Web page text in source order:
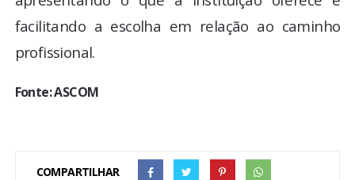
facilitando a escolha em relação ao caminho
profissional.
Fonte: ASCOM
COMPARTILHAR